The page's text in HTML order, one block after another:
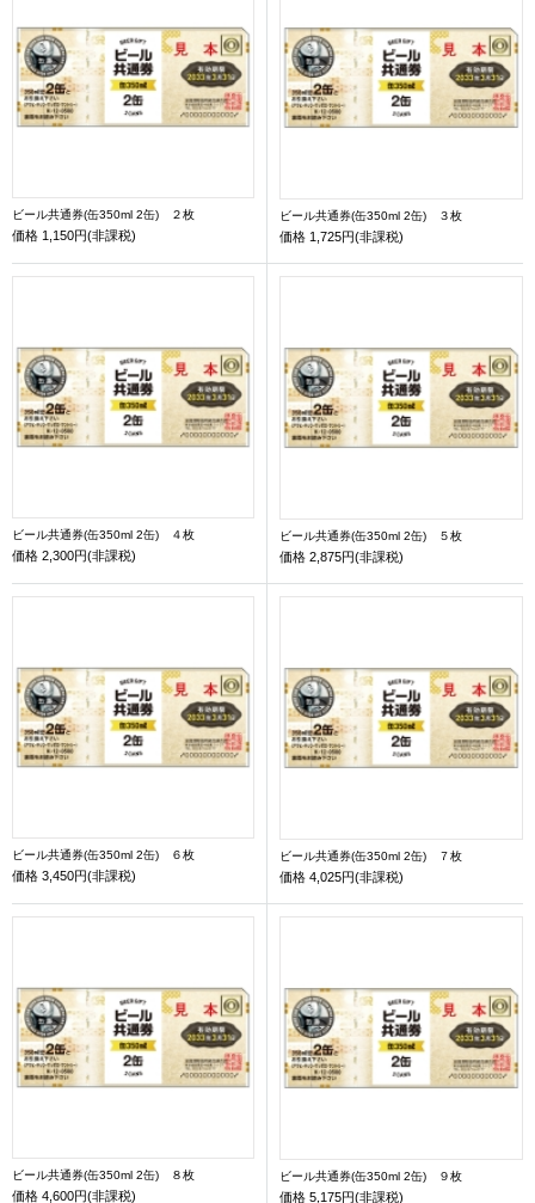
ビール共通券(缶350ml 2缶) ２枚
価格 1,150円(非課税)
ビール共通券(缶350ml 2缶) ３枚
価格 1,725円(非課税)
ビール共通券(缶350ml 2缶) ４枚
価格 2,300円(非課税)
ビール共通券(缶350ml 2缶) ５枚
価格 2,875円(非課税)
ビール共通券(缶350ml 2缶) ６枚
価格 3,450円(非課税)
ビール共通券(缶350ml 2缶) ７枚
価格 4,025円(非課税)
ビール共通券(缶350ml 2缶) ８枚
価格 4,600円(非課税)
ビール共通券(缶350ml 2缶) ９枚
価格 5,175円(非課税)